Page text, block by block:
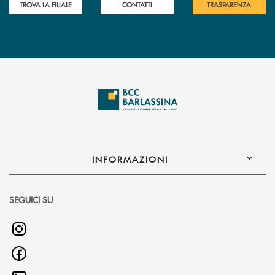
TROVA LA FILIALE CONTATTI TRASPARENZA
INFORMAZIONI
SEGUICI SU